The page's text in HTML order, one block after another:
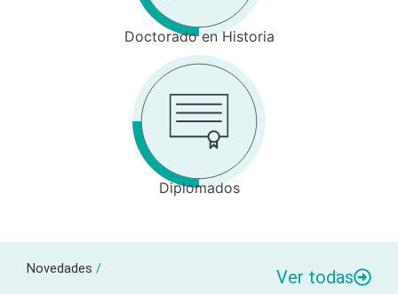
Doctorado en Historia
Diplomados
Novedades / Ver todas